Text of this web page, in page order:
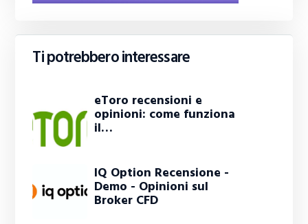
Ti potrebbero interessare
eToro recensioni e
opinioni: come funziona
il…
IQ Option Recensione -
Demo - Opinioni sul
Broker CFD